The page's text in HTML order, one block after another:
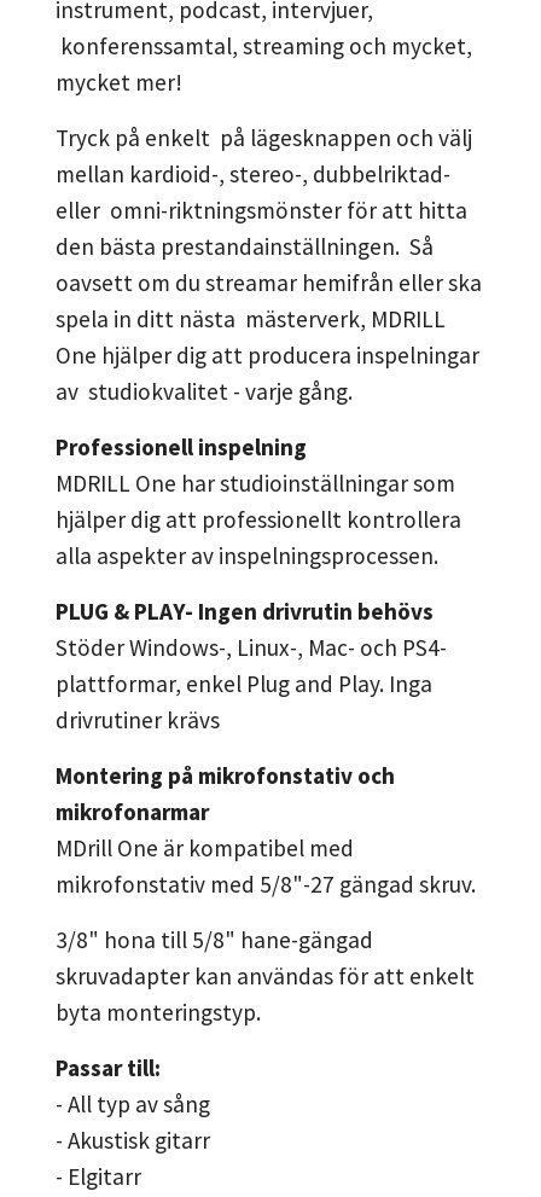
instrument, podcast, intervjuer,
konferenssamtal, streaming och mycket,
mycket mer!
Tryck på enkelt på lägesknappen och välj
mellan kardioid-, stereo-, dubbelriktad-
eller omni-riktningsmönster för att hitta
den bästa prestandainställningen. Så
oavsett om du streamar hemifrån eller ska
spela in ditt nästa mästerverk, MDRILL
One hjälper dig att producera inspelningar
av studiokvalitet - varje gång.
Professionell inspelning
MDRILL One har studioinställningar som
hjälper dig att professionellt kontrollera
alla aspekter av inspelningsprocessen.
PLUG & PLAY- Ingen drivrutin behövs
Stöder Windows-, Linux-, Mac- och PS4-
plattformar, enkel Plug and Play. Inga
drivrutiner krävs
Montering på mikrofonstativ och
mikrofonarmar
MDrill One är kompatibel med
mikrofonstativ med 5/8"-27 gängad skruv.
3/8" hona till 5/8" hane-gängad
skruvadapter kan användas för att enkelt
byta monteringstyp.
Passar till:
- All typ av sång
- Akustisk gitarr
- Elgitarr